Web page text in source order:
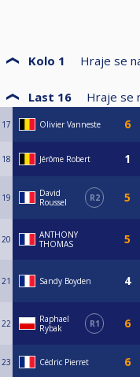
Kolo 1 Hraje se
Last 16 Hraje se
17 Olivier Vanneste
18 Jérôme Robert
19
David
Roussel
R2
20
ANTHONY
THOMAS
21 Sandy Boyden
22
Raphael
Rybak
R1
23 Cédric Pierret